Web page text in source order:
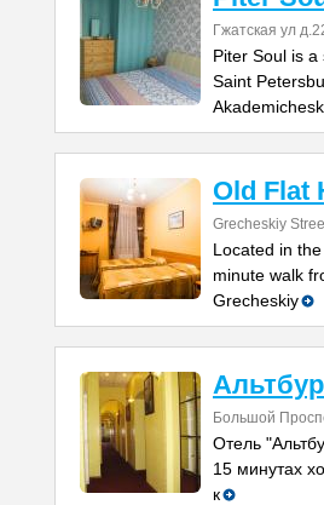
Гжатская ул
Piter Soul is
Saint
Old Flat
Grecheskiy
Located in
minute walk
Grecheskiy
Большой
Отель
15 минутах
к